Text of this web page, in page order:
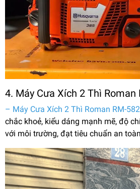
4. Máy Cưa Xích 2 Thì Roman
– Máy Cưa Xích 2 Thì Roman RM-
chắc khoẻ, kiểu dáng mạnh mẽ, độ
với môi trường, đạt tiêu chuẩn an